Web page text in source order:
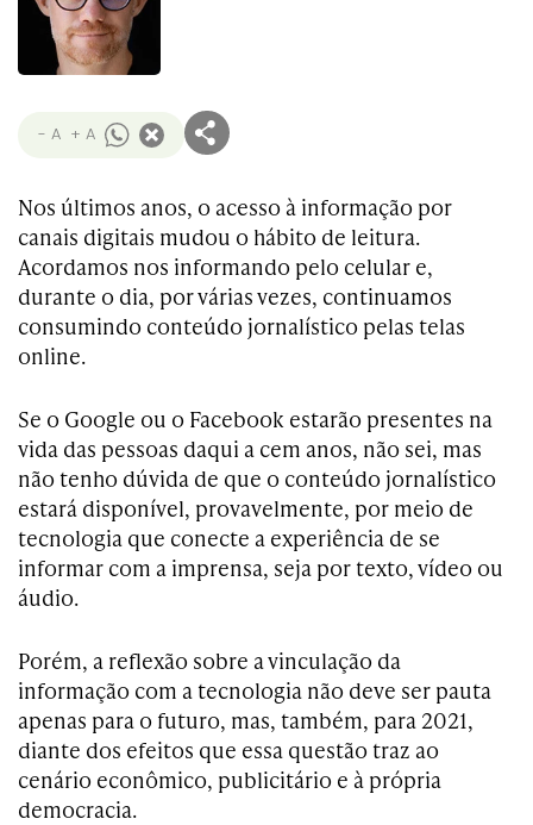
- A + A
Nos últimos anos, o acesso à informação por
canais digitais mudou o hábito de leitura.
Acordamos nos informando pelo celular e,
durante o dia, por várias vezes, continuamos
consumindo conteúdo jornalístico pelas telas
online.
Se o Google ou o Facebook estarão presentes na
vida das pessoas daqui a cem anos, não sei, mas
não tenho dúvida de que o conteúdo jornalístico
estará disponível, provavelmente, por meio de
tecnologia que conecte a experiência de se
informar com a imprensa, seja por texto, vídeo ou
áudio.
Porém, a reflexão sobre a vinculação da
informação com a tecnologia não deve ser pauta
apenas para o futuro, mas, também, para 2021,
diante dos efeitos que essa questão traz ao
cenário econômico, publicitário e à própria
democracia.